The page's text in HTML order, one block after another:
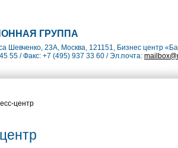
ГРУППА
Шевченко, 23А, Москва, 121151, Бизнес центр
55 / Факс: +7 (495) 937 33 60 / Эл.почта:
центр